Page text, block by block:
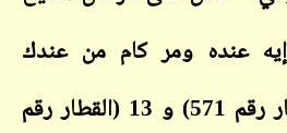
عنده ومر كام من عندك
بورسعيد (القطار رقم 571) و 13 (القطار رقم